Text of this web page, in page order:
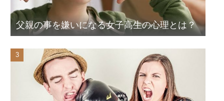
父親の事を嫌いになる女子高生の心理とは？